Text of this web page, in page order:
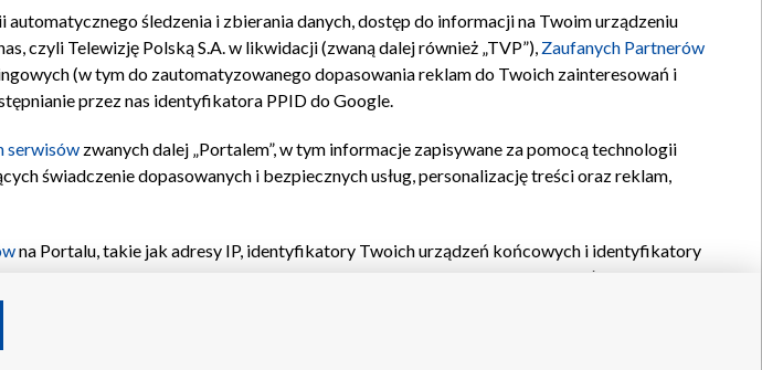
zgody Pomoc Biuro reklamy Kontakt
śledzenia i zbierania danych, dostęp do informacji na Twoim urządzeniu
czyli Telewizję Polską S.A. w likwidacji (zwaną dalej również „TVP”), Zaufanych Partnerów
(w tym do zautomatyzowanego dopasowania reklam do Twoich zainteresowań i
przez nas identyfikatora PPID do Google.
serwisów zwanych dalej „Portalem”, w tym informacje zapisywane za pomocą technologii
świadczenie dopasowanych i bezpiecznych usług, personalizację treści oraz reklam,
na Portalu, takie jak adresy IP, identyfikatory Twoich urządzeń końcowych i identyfikatory
oraz pozostałych
lub dostęp do nich, wyboru podstawowych reklam, wyboru spersonalizowanych
wyboru spersonalizowanych treści, pomiaru wydajności reklam, pomiaru wydajności
produktów, zapewnienia bezpieczeństwa, zapobiegania oszustwom i usuwania